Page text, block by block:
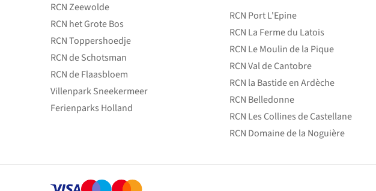
RCN Zeewolde
RCN het Grote Bos
RCN Toppershoedje
RCN de Schotsman
RCN de Flaasbloem
Villenpark Sneekermeer
Ferienparks Holland
RCN Port L'Epine
RCN La Ferme du Latois
RCN Le Moulin de la Pique
RCN Val de Cantobre
RCN la Bastide en Ardèche
RCN Belledonne
RCN Les Collines de Castellane
RCN Domaine de la Noguière